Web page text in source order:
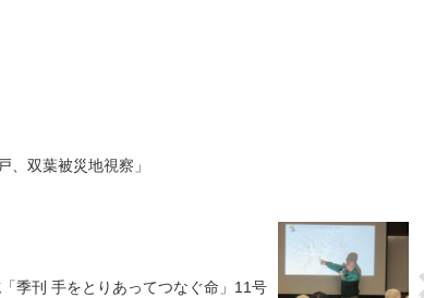
、双葉被災地視察」
季刊 手をとりあってつなぐ命」11号